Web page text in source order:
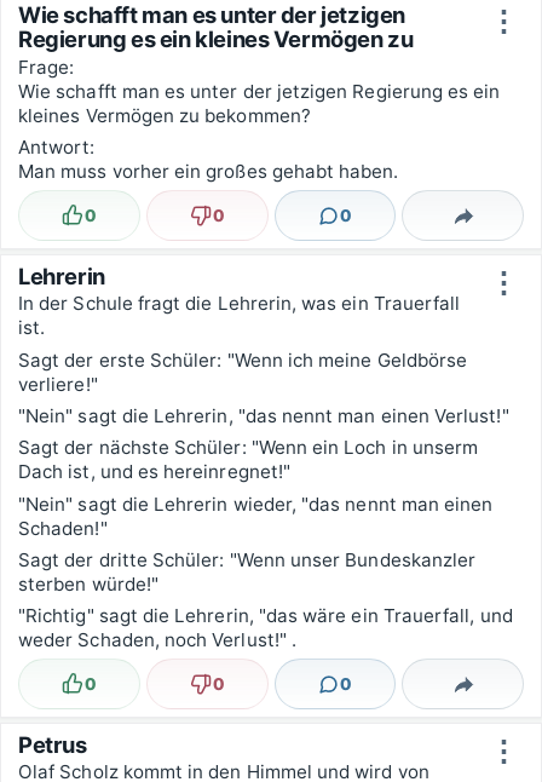
⋮
Wie schafft man es unter der jetzigen
Regierung es ein kleines Vermögen zu
bekommen?
Frage:
Wie schafft man es unter der jetzigen Regierung es ein
kleines Vermögen zu bekommen?
Antwort:
Man muss vorher ein großes gehabt haben.
Lustig
0 Nicht lustig
0 0
Kommentare Teilen
⋮
Lehrerin
In der Schule fragt die Lehrerin, was ein Trauerfall
ist.
Sagt der erste Schüler: "Wenn ich meine Geldbörse
verliere!"
"Nein" sagt die Lehrerin, "das nennt man einen Verlust!"
Sagt der nächste Schüler: "Wenn ein Loch in unserm
Dach ist, und es hereinregnet!"
"Nein" sagt die Lehrerin wieder, "das nennt man einen
Schaden!"
Sagt der dritte Schüler: "Wenn unser Bundeskanzler
sterben würde!"
"Richtig" sagt die Lehrerin, "das wäre ein Trauerfall, und
weder Schaden, noch Verlust!" .
Lustig
0 Nicht lustig
0 0
Kommentare Teilen
⋮
Petrus
Olaf Scholz kommt in den Himmel und wird von